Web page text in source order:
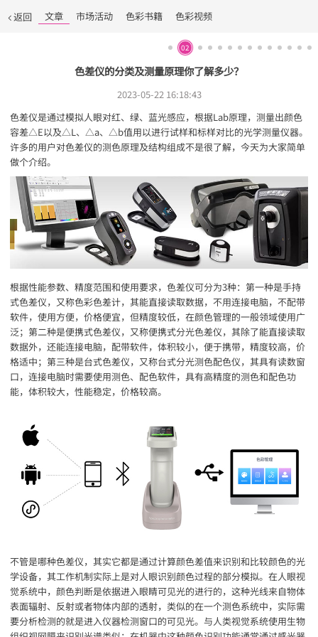
返回 文章 市场活动 色彩书籍 色彩视频
02
色差仪的分类及测量原理你了解多少？
2023-05-22 16:18:43
色差仪是通过模拟人眼对红、绿、蓝光感应，根据Lab原理，测量出颜色
容差△E以及△L、△a、△b值用以进行试样和标样对比的光学测量仪器。
许多的用户对色差仪的测色原理及结构组成不是很了解，今天为大家简单
做个介绍。
根据性能参数、精度范围和使用要求，色差仪可分为3种：第一种是手持
式色差仪，又称色彩色差计，其能直接读取数据，不用连接电脑，不配带
软件，使用方便，价格便宜，但精度较低，在颜色管理的一般领域使用广
泛；第二种是便携式色差仪，又称便携式分光色差仪，其除了能直接读取
数据外，还能连接电脑，配带软件，体积较小，便于携带，精度较高，价
格适中；第三种是台式色差仪，又称台式分光测色配色仪，其具有读数窗
口，连接电脑时需要使用测色、配色软件，具有高精度的测色和配色功
能，体积较大，性能稳定，价格较高。
不管是哪种色差仪，其实它都是通过计算颜色差值来识别和比较颜色的光
学设备，其工作机制实际上是对人眼识别颜色过程的部分模拟。在人眼视
觉系统中，颜色判断是依据进入眼睛可见光的进行的，这种光线来自物体
表面辐射、反射或者物体内部的透射，类似的在一个测色系统中，实际需
要分析检测的就是进入仪器检测窗口的可见光。与人类视觉系统使用生物